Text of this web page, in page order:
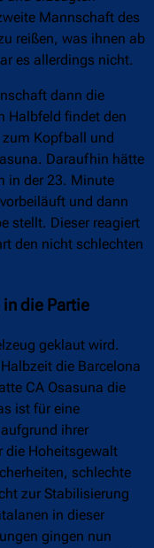
Mannschaft des
reißen, was ihnen ab
es allerdings nicht.
dann die
Halbfeld findet den
Kopfball und
Daraufhin hätte
in der 23. Minute
und dann
stellt. Dieser reagiert
den nicht schlechten
die Partie
geklaut wird.
die Barcelona
CA Osasuna die
ist für eine
ihrer
die Hoheitsgewalt
schlechte
zur Stabilisierung
in dieser
gingen nun